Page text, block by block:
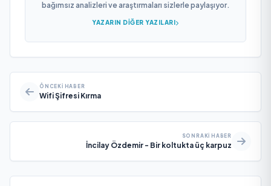
bağımsız analizleri ve araştırmaları sizlerle paylaşıyor.
YAZARIN DIĞER YAZILARI
ÖNCEKI HABER
Wifi Şifresi Kırma
SONRAKI HABER
İncilay Özdemir - Bir koltukta üç karpuz